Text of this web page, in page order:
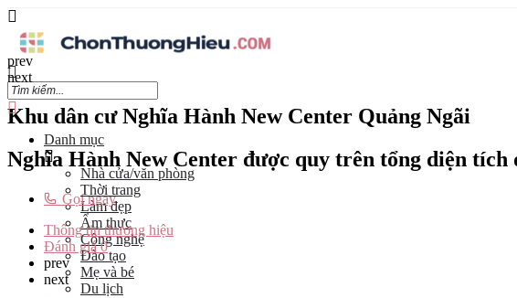
Danh mục
Nhà cửa/văn phòng
Thời trang
Làm đẹp
Ẩm thực
Công nghệ
Đào tạo
Mẹ và bé
Du lịch
prev
next
Khu dân cư Nghĩa Hành New Center Quảng Ngãi
Nghĩa Hành New Center được quy trên tổng diện tích
Gọi ngay
Thông tin thương hiệu
Đánh giá0
prev
next